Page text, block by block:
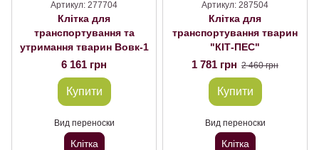
Артикул: 277704
Клітка для
транспортування та
утримання тварин Вовк-1
6 161 грн
Купити
Вид переноски
Клітка
Артикул: 287504
Клітка для
транспортування тварин
"КІТ-ПЕС"
1 781 грн 2 460 грн
Купити
Вид переноски
Клітка